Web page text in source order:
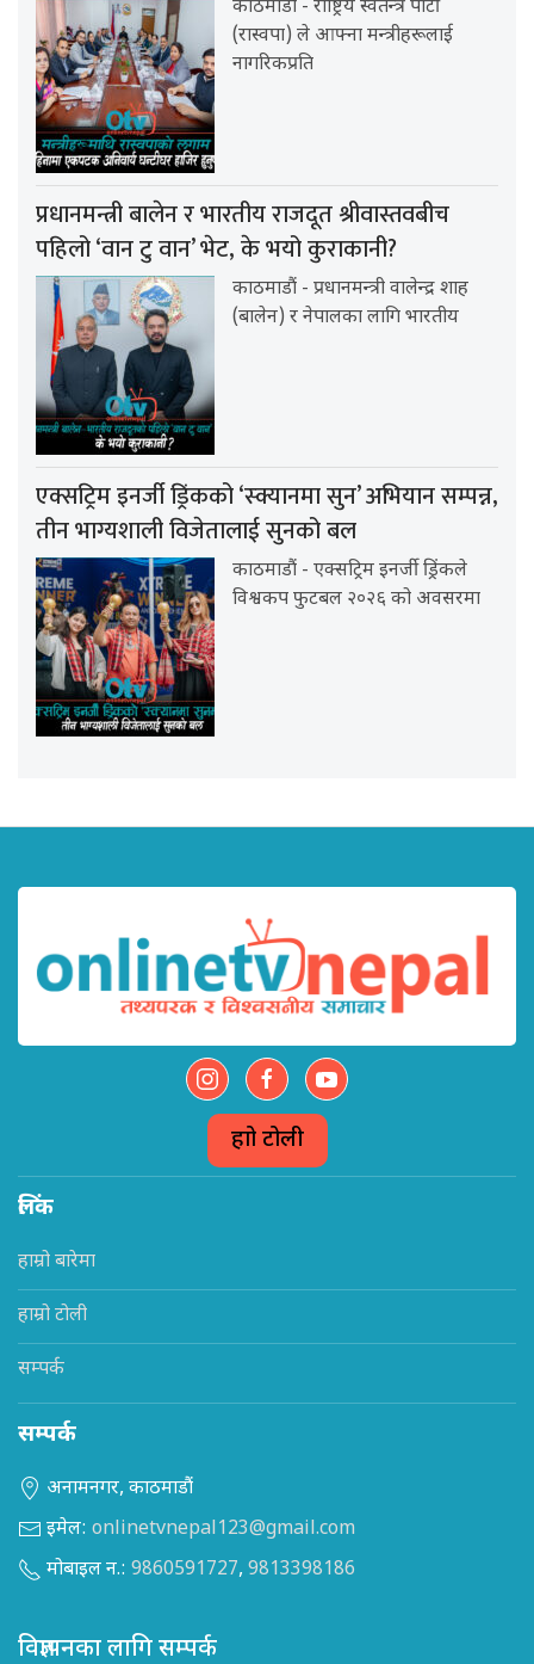
काठमाडौं - राष्ट्रिय स्वतन्त्र पार्टी
(रास्वपा) ले आफ्ना मन्त्रीहरूलाई
नागरिकप्रति
प्रधानमन्त्री बालेन र भारतीय राजदूत श्रीवास्तवबीच
पहिलो ‘वान टु वान’ भेट, के भयो कुराकानी?
काठमाडौं - प्रधानमन्त्री वालेन्द्र शाह
(बालेन) र नेपालका लागि भारतीय
एक्सट्रिम इनर्जी ड्रिंकको ‘स्क्यानमा सुन’ अभियान सम्पन्न,
तीन भाग्यशाली विजेतालाई सुनको बल
काठमाडौं - एक्सट्रिम इनर्जी ड्रिंकले
विश्वकप फुटबल २०२६ को अवसरमा
हाम्रो टोली
लिंक
हाम्रो बारेमा
हाम्रो टोली
सम्पर्क
सम्पर्क
अनामनगर, काठमाडौं
इमेल: onlinetvnepal123@gmail.com
मोबाइल न.: 9860591727, 9813398186
विज्ञापनका लागि सम्पर्क